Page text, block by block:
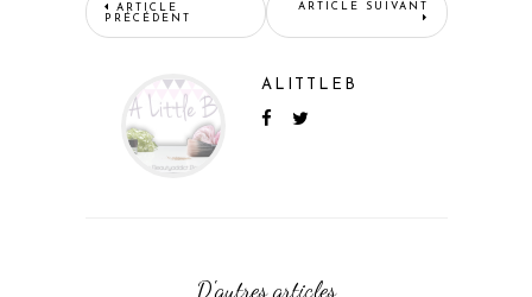
ARTICLE
PRÉCÉDENT
ARTICLE SUIVANT
ALITTLEB
D'autres articles